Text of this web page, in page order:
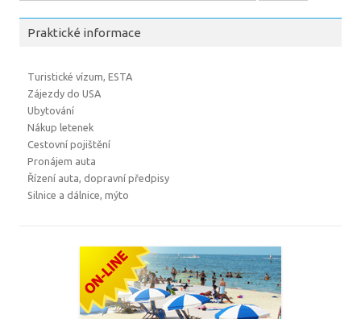
Praktické informace
Turistické vízum, ESTA
Zájezdy do USA
Ubytování
Nákup letenek
Cestovní pojištění
Pronájem auta
Řízení auta, dopravní předpisy
Silnice a dálnice, mýto